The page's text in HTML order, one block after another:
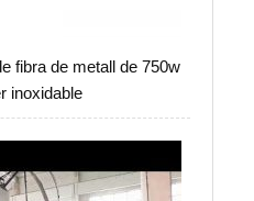
fibra de metall de 750w
inoxidable